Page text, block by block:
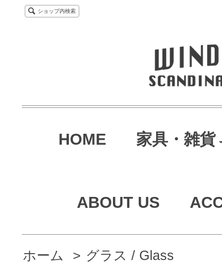
ショップ内検索
HOME 家具・雑貨
ABOUT US
ホーム > グラス / Glass